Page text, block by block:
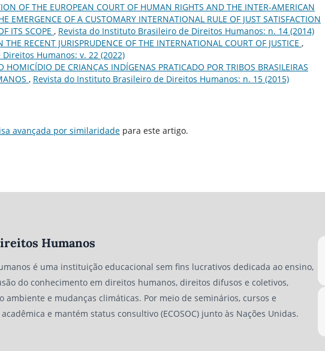
OF THE EUROPEAN COURT OF HUMAN RIGHTS AND THE INTER-AMERICAN
EMERGENCE OF A CUSTOMARY INTERNATIONAL RULE OF JUST SATISFACTION
ITS SCOPE , Revista do Instituto Brasileiro de Direitos Humanos: n. 14 (2014)
RECENT JURISPRUDENCE OF THE INTERNATIONAL COURT OF JUSTICE ,
Humanos: v. 22 (2022)
HOMICÍDIO DE CRIANÇAS INDÍGENAS PRATICADO POR TRIBOS BRASILEIRAS
, Revista do Instituto Brasileiro de Direitos Humanos: n. 15 (2015)
avançada por similaridade para este artigo.
Humanos
é uma instituição educacional sem fins lucrativos dedicada ao ensino,
do conhecimento em direitos humanos, direitos difusos e coletivos,
ambiente e mudanças climáticas. Por meio de seminários, cursos e
e mantém status consultivo (ECOSOC) junto às Nações Unidas.